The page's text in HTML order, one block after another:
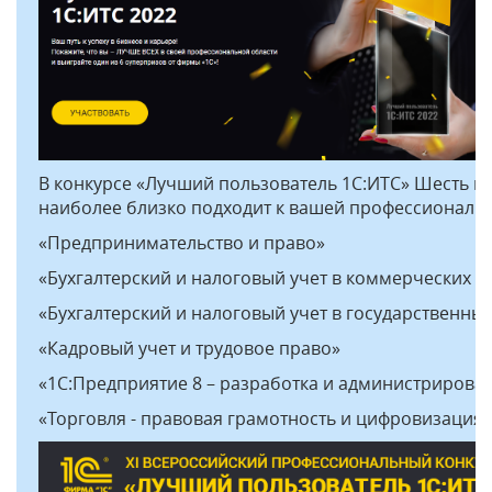
В конкурсе «Лучший пользователь 1С:ИТС» Шесть
наиболее близко подходит к вашей
«Предпринимательство и право»
«Бухгалтерский и налоговый учет в коммерческих
«Бухгалтерский и налоговый учет в
«Кадровый учет и трудовое право»
«1С:Предприятие 8 – разработка и
«Торговля - правовая грамотность и цифровизация